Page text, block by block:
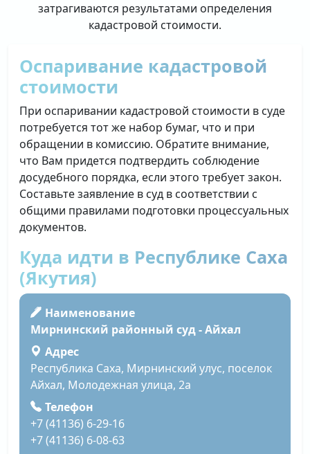
затрагиваются результатами определения
кадастровой стоимости.
Оспаривание кадастровой
стоимости
При оспаривании кадастровой стоимости в суде
потребуется тот же набор бумаг, что и при
обращении в комиссию. Обратите внимание,
что Вам придется подтвердить соблюдение
досудебного порядка, если этого требует закон.
Составьте заявление в суд в соответствии с
общими правилами подготовки процессуальных
документов.
Куда идти в Республике Саха
(Якутия)
Наименование
Мирнинский районный суд - Айхал
Адрес
Республика Саха, Мирнинский улус, поселок
Айхал, Молодежная улица, 2а
Телефон
+7 (41136) 6-29-16
+7 (41136) 6-08-63